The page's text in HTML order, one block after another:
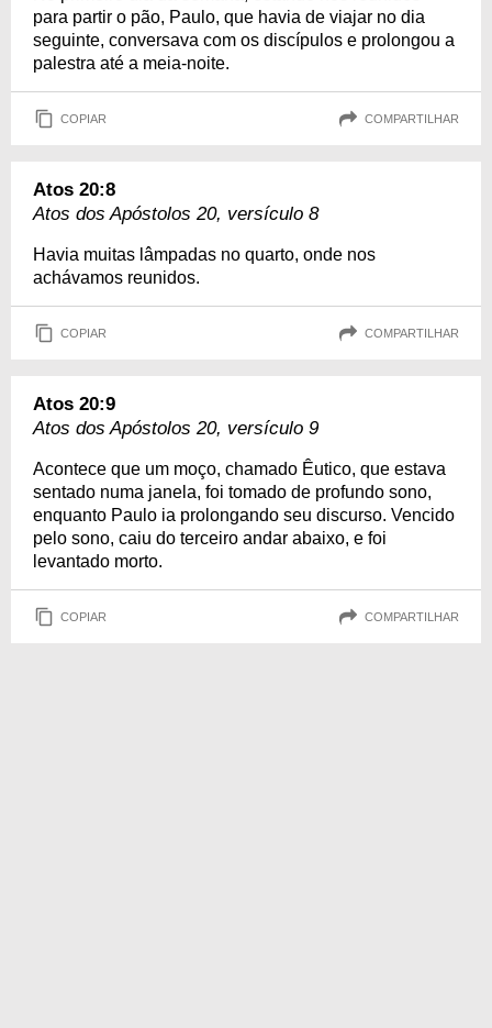
para partir o pão, Paulo, que havia de viajar no dia
seguinte, conversava com os discípulos e prolongou a
palestra até a meia-noite.
COPIAR COMPARTILHAR
Atos 20:8
Atos dos Apóstolos 20, versículo 8
Havia muitas lâmpadas no quarto, onde nos
achávamos reunidos.
COPIAR COMPARTILHAR
Atos 20:9
Atos dos Apóstolos 20, versículo 9
Acontece que um moço, chamado Êutico, que estava
sentado numa janela, foi tomado de profundo sono,
enquanto Paulo ia prolongando seu discurso. Vencido
pelo sono, caiu do terceiro andar abaixo, e foi
levantado morto.
COPIAR COMPARTILHAR